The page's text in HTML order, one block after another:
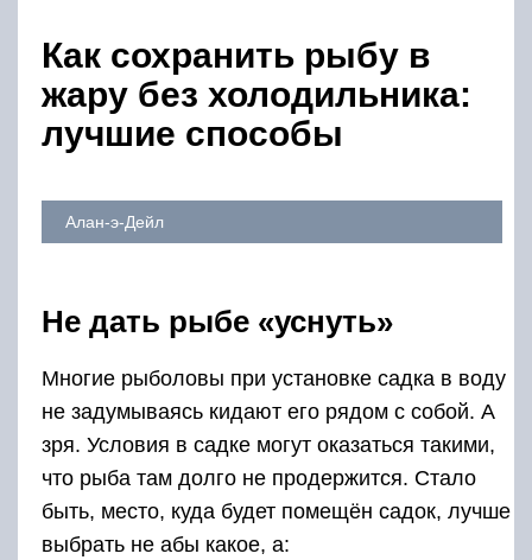
Как сохранить рыбу в
жару без холодильника:
лучшие способы
Алан-э-Дейл
Не дать рыбе «уснуть»
Многие рыболовы при установке садка в воду
не задумываясь кидают его рядом с собой. А
зря. Условия в садке могут оказаться такими,
что рыба там долго не продержится. Стало
быть, место, куда будет помещён садок, лучше
выбрать не абы какое, а: